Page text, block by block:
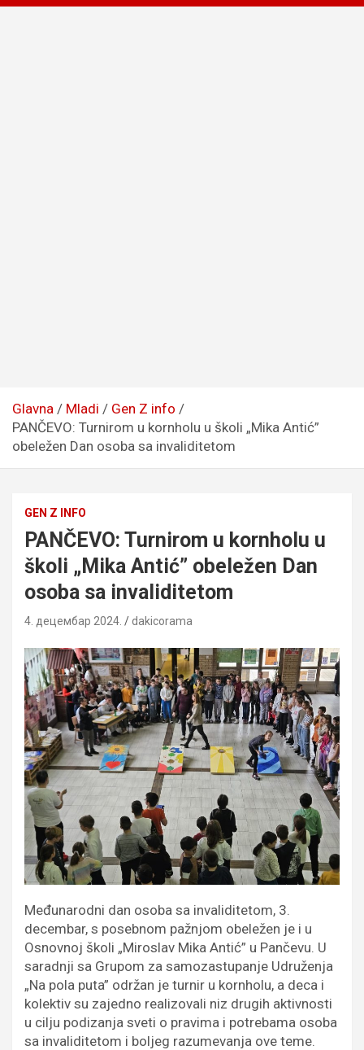
Glavna Mladi
Gen Z info
PANČEVO: Turnirom u kornholu u školi „Mika Antić”
obeležen Dan osoba sa invaliditetom
GEN Z INFO
PANČEVO: Turnirom u kornholu u
školi „Mika Antić” obeležen Dan
osoba sa invaliditetom
4. децембар 2024. dakicorama
Međunarodni dan osoba sa invaliditetom, 3.
decembar, s posebnom pažnjom obeležen je i u
Osnovnoj školi „Miroslav Mika Antić” u Pančevu. U
saradnji sa Grupom za samozastupanje Udruženja
„Na pola puta” održan je turnir u kornholu, a deca i
kolektiv su zajedno realizovali niz drugih aktivnosti
u cilju podizanja sveti o pravima i potrebama osoba
sa invaliditetom i boljeg razumevanja ove teme.